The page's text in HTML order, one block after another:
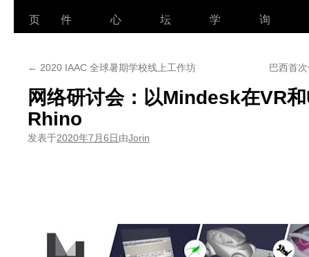
至页 件 心 坛 学 询
← 2020 IAAC 全球暑期学校线上工作坊 巴西首
网络研讨会：以Mindesk在VR
Rhino
发表于2020年7月6日由Jorin